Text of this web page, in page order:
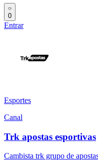
0
Entrar
Esportes
Canal
Trk apostas esportivas
Cambista trk grupo de